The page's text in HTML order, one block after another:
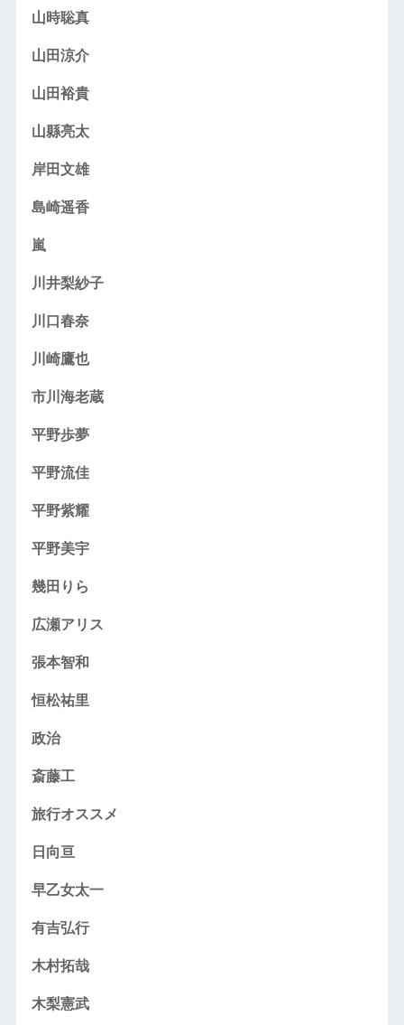
山時聡真
山田涼介
山田裕貴
山縣亮太
岸田文雄
島崎遥香
嵐
川井梨紗子
川口春奈
川崎鷹也
市川海老蔵
平野歩夢
平野流佳
平野紫耀
平野美宇
幾田りら
広瀬アリス
張本智和
恒松祐里
政治
斎藤工
旅行オススメ
日向亘
早乙女太一
有吉弘行
木村拓哉
木梨憲武